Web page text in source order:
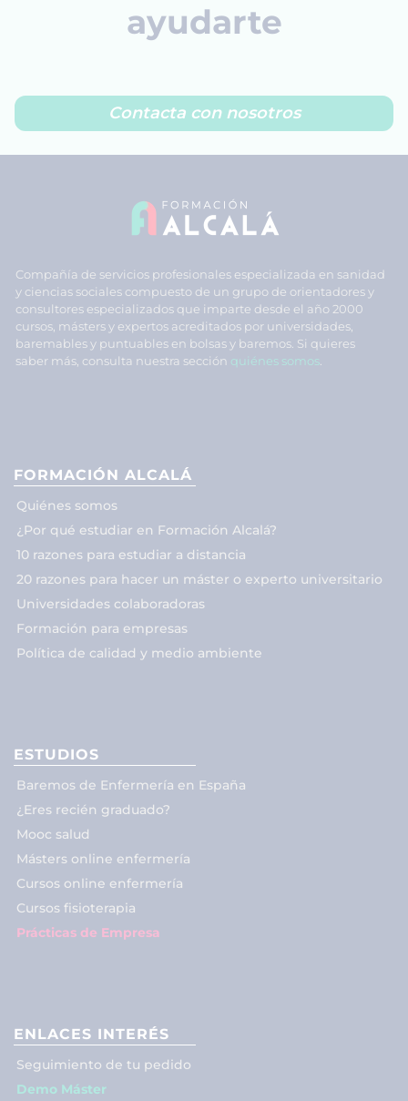
ayudarte
Contacta con nosotros
Compañía de servicios profesionales especializada en sanidad
y ciencias sociales compuesto de un grupo de orientadores y
consultores especializados que imparte desde el año 2000
cursos, másters y expertos acreditados por universidades,
baremables y puntuables en bolsas y baremos. Si quieres
saber más, consulta nuestra sección quiénes somos.
FORMACIÓN ALCALÁ
Quiénes somos
¿Por qué estudiar en Formación Alcalá?
10 razones para estudiar a distancia
20 razones para hacer un máster o experto universitario
Universidades colaboradoras
Formación para empresas
Política de calidad y medio ambiente
ESTUDIOS
Baremos de Enfermería en España
¿Eres recién graduado?
Mooc salud
Másters online enfermería
Cursos online enfermería
Cursos fisioterapia
Prácticas de Empresa
ENLACES INTERÉS
Seguimiento de tu pedido
Demo Máster